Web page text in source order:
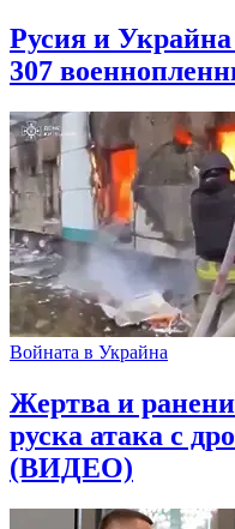
Русия и
307
Войната в Украйна
Жертва и
руска атака с
(ВИДЕО)